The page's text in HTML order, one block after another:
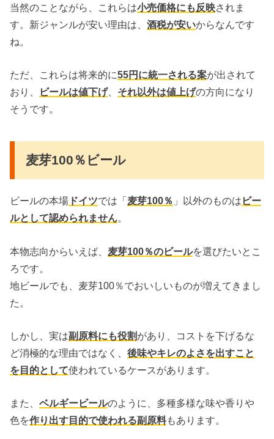
当然のことながら、これらは小売価格にも反映されま
す。新ジャンルが安い理由は、酒税が安いからなんです
ね。
ただ、これらは将来的に55円に統一される案が出されて
おり、
ビールは値下げ、 それ以外は値上げの方向になり
そうです。
麦芽100％ビール
ビールの本場 ドイツでは「 麦芽100％ 」以外のものは ビー
ルとして認められません。
本物志向からいえば、 麦芽100％のビールを選びたいとこ
ろです。
地ビールでも、麦芽100％でおいしいものが増えてきまし
た。
しかし、実は副原料にも役割があり、コストを下げるな
ど消極的な理由ではなく、後味やキレのよさを出すこと
を目的として使われているケースがあります。
また、ベルギービールのように、多種多様な味や香りや
色を作り出す目的で使われる副原料もあります。